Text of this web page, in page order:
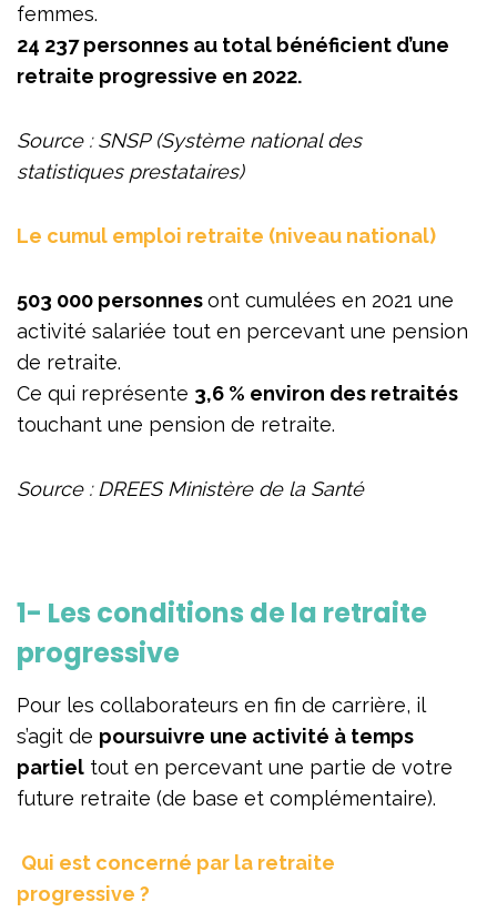
femmes.
24 237 personnes au total bénéficient d’une
retraite progressive en 2022.
Source : SNSP (Système national des
statistiques prestataires)
Le cumul emploi retraite (niveau national)
503 000 personnesont cumulées en 2021 une
activité salariée tout en percevant une pension
de retraite.
Ce qui représente 3,6 % environ des retraités
touchant une pension de retraite.
Source : DREES Ministère de la Santé
1- Les conditions de la retraite
progressive
Pour les collaborateurs en fin de carrière, il
s’agit de poursuivre une activité à temps
partiel tout en percevant une partie de votre
future retraite (de base et complémentaire).
Qui est concerné par la retraite
progressive ?